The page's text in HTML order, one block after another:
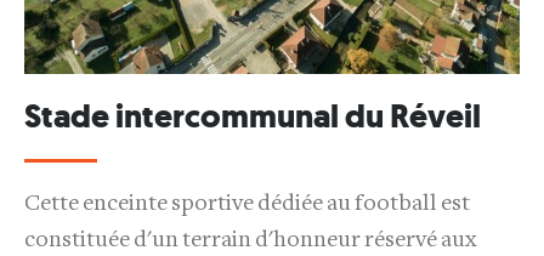
Stade intercommunal du Réveil
Cette enceinte sportive dédiée au football est
constituée d'un terrain d'honneur réservé aux